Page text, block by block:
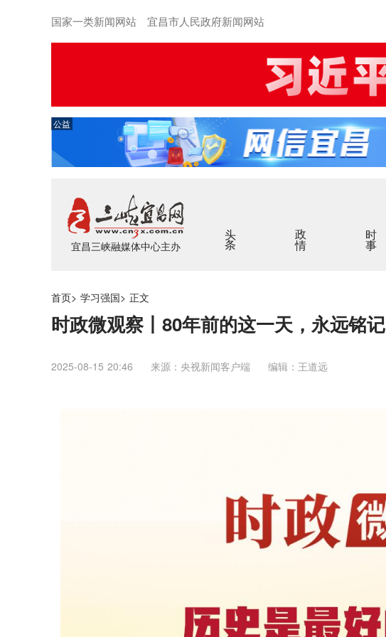
国家一类新闻网站 宜昌市人民政府新闻网站
公益
宜昌三峡融媒体中心主办
头条 政情 时事
首页> 学习强国> 正文
时政微观察丨80年前的这一天，永远铭记
2025-08-15 20:46 来源：央视新闻客户端 编辑：王道远